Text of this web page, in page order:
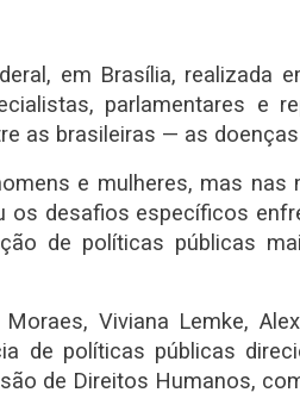
em Brasília, realizada
parlamentares e
as brasileiras — as
e mulheres, mas nas
os desafios específicos
de políticas públicas
Viviana Lemke,
de políticas públicas
de Direitos Humanos,